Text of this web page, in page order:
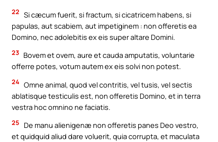
22 Si cæcum fuerit, si fractum, si cicatricem habens, si
papulas, aut scabiem, aut impetiginem : non offeretis ea
Domino, nec adolebitis ex eis super altare Domini.
23 Bovem et ovem, aure et cauda amputatis, voluntarie
offerre potes, votum autem ex eis solvi non potest.
24 Omne animal, quod vel contritis, vel tusis, vel sectis
ablatisque testiculis est, non offeretis Domino, et in terra
vestra hoc omnino ne faciatis.
25
De manu alienigenæ non offeretis panes Deo vestro,
et quidquid aliud dare voluerit, quia corrupta, et maculata